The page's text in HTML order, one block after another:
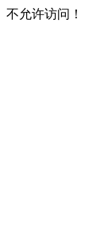
不允许访问！